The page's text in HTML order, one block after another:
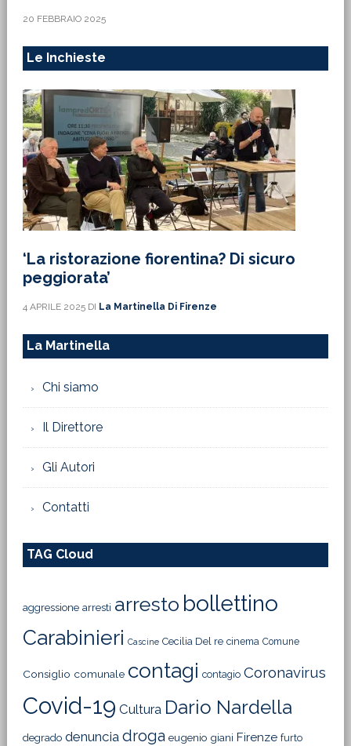
20 FEBBRAIO 2025
Le Inchieste
‘La ristorazione fiorentina? Di sicuro
peggiorata’
4 APRILE 2025DI La Martinella Di Firenze
La Martinella
Chi siamo
Il Direttore
Gli Autori
Contatti
TAG Cloud
aggressione arresti arresto bollettino
Carabinieri Cascine Cecilia Del re cinema Comune
Consiglio comunale contagi contagio Coronavirus
Covid-19 Cultura Dario Nardella
degrado denuncia droga eugenio giani Firenze furto